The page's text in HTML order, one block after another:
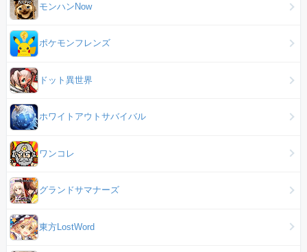
モンハンNow
ポケモンフレンズ
ドット異世界
ホワイトアウトサバイバル
ワンコレ
グランドサマナーズ
東方LostWord